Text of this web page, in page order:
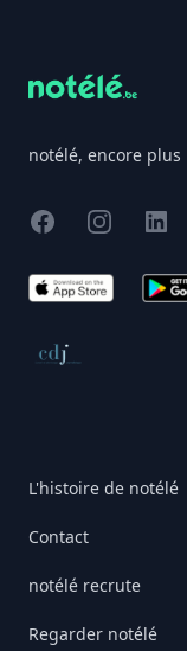
notélé, encore plus
FacebookInstagram
X
App Store
Conseil de
L'histoire de notélé
Contact
notélé recrute
Regarder notélé